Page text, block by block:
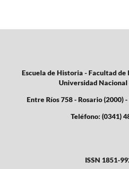
Escuela de Historia - Facultad
Universidad Nacional
Entre Ríos 758 - Rosario (2000)
Teléfono: (0341)
ISSN 1851-